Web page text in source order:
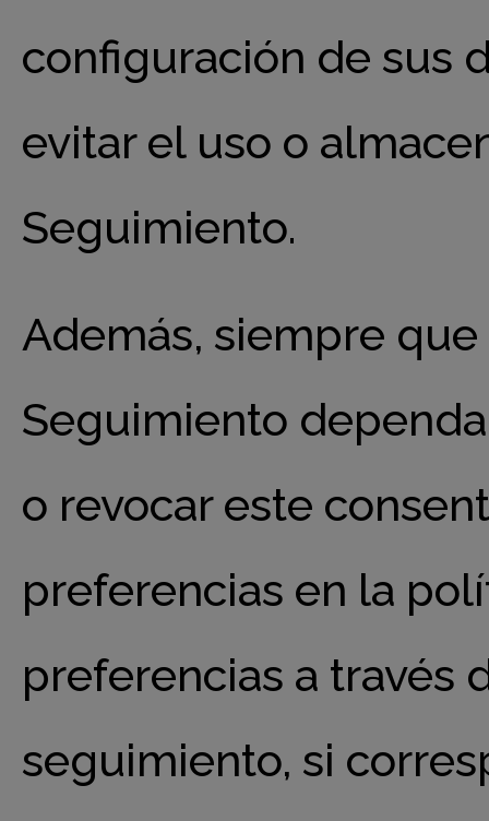
configuración de sus
evitar el uso o
Seguimiento.
Además, siempre
Seguimiento
o revocar este
preferencias en la
preferencias a través
seguimiento, si